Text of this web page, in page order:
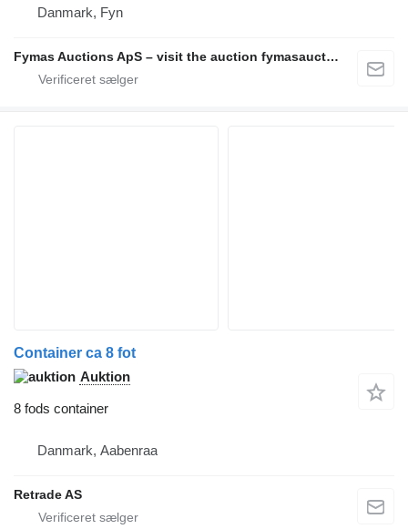
Danmark, Fyn
Fymas Auctions ApS – visit the auction fymasauctions.dk
Container ca 8 fot
Auktion
8 fods container
Danmark, Aabenraa
Retrade AS